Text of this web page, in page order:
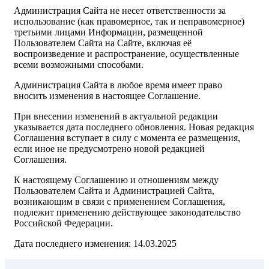
Администрация Сайта не несет ответственности за
использование (как правомерное, так и неправомерное)
третьими лицами Информации, размещенной
Пользователем Сайта на Сайте, включая её
воспроизведение и распространение, осуществленные
всеми возможными способами.
Администрация Сайта в любое время имеет право
вносить изменения в настоящее Соглашение.
При внесении изменений в актуальной редакции
указывается дата последнего обновления. Новая редакция
Соглашения вступает в силу с момента ее размещения,
если иное не предусмотрено новой редакцией
Соглашения.
К настоящему Соглашению и отношениям между
Пользователем Сайта и Администрацией Сайта,
возникающим в связи с применением Соглашения,
подлежит применению действующее законодательство
Российской Федерации.
Дата последнего изменения: 14.03.2025